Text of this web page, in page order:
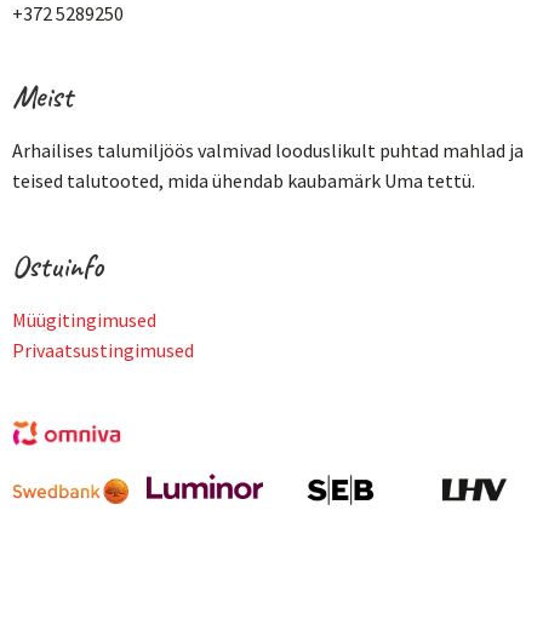
+372 5289250
Meist
Arhailises talumiljöös valmivad looduslikult puhtad mahlad ja
teised talutooted, mida ühendab kaubamärk Uma tettü.
Ostuinfo
Müügitingimused
Privaatsustingimused